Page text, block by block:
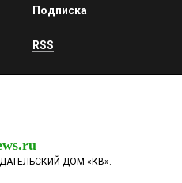
Подписка
RSS
ДОМ «КВ».